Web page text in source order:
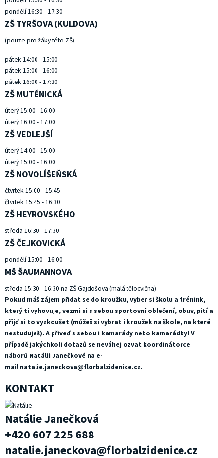
pondělí 16:30 - 17:30
ZŠ TYRŠOVA (KULDOVA)
(pouze pro žáky této ZŠ)
pátek 14:00 - 15:00
pátek 15:00 - 16:00
pátek 16:00 - 17:30
ZŠ MUTĚNICKÁ
úterý 15:00 - 16:00
úterý 16:00 - 17:00
ZŠ VEDLEJŠÍ
úterý 14:00 - 15:00
úterý 15:00 - 16:00
ZŠ NOVOLÍŠEŇSKÁ
čtvrtek 15:00 - 15:45
čtvrtek 15:45 - 16:30
ZŠ HEYROVSKÉHO
středa 16:30 - 17:30
ZŠ ČEJKOVICKÁ
pondělí 15:00 - 16:00
MŠ ŠAUMANNOVA
středa 15:30 - 16:30 na ZŠ Gajdošova (malá tělocvična)
Pokud máš zájem přidat se do kroužku, vyber si školu a trénink,
který ti vyhovuje, vezmi si s sebou sportovní oblečení, obuv, pití a
přijď si to vyzkoušet (můžeš si vybrat i kroužek na škole, na které
nestuduješ). A přiveď s sebou i kamarády nebo kamarádky! V
případě jakýchkoli dotazů se neváhej ozvat koordinátorce
náborů Natálii Janečkové na e-
mail natalie.janeckova@florbalzidenice.cz.
KONTAKT
Natálie Janečková
+420 607 225 688
natalie.janeckova@florbalzidenice.cz